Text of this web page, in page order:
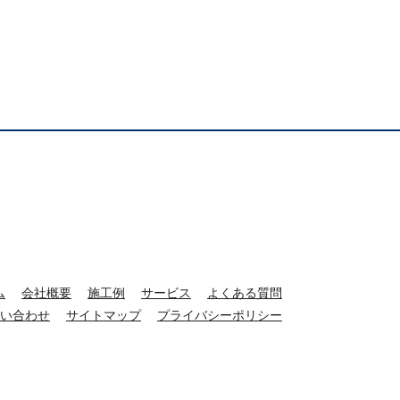
会社概要 施工例 サービス
よくある質問
合わせ サイトマップ プライバシーポリシー